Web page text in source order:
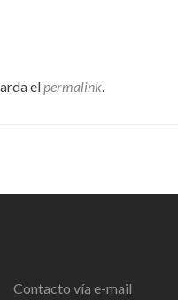
el permalink
Contacto vía e-mail